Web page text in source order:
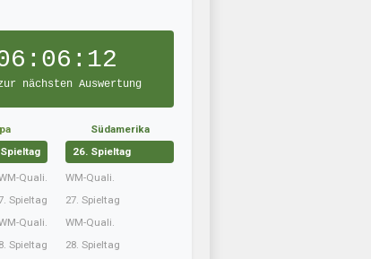
nächsten Auswertung
Quali.
Spieltag
Quali.
Spieltag
Südamerika
26. Spieltag
WM-Quali.
27. Spieltag
WM-Quali.
28. Spieltag